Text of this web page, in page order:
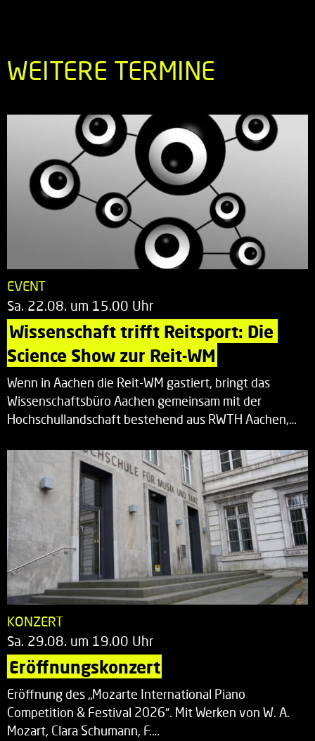
WEITERE TERMINE
EVENT
Sa. 22.08. um 15.00 Uhr
Wissenschaft trifft Reitsport: Die
Science Show zur Reit-WM
Wenn in Aachen die Reit-WM gastiert, bringt das
Wissenschaftsbüro Aachen gemeinsam mit der
Hochschullandschaft bestehend aus RWTH Aachen,…
KONZERT
Sa. 29.08. um 19.00 Uhr
Eröffnungskonzert
Eröffnung des „Mozarte International Piano
Competition & Festival 2026“. Mit Werken von W. A.
Mozart, Clara Schumann, F.…